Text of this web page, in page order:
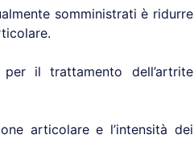
somministrati è ridurre
il trattamento dell’artrite
articolare e l’intensità dei